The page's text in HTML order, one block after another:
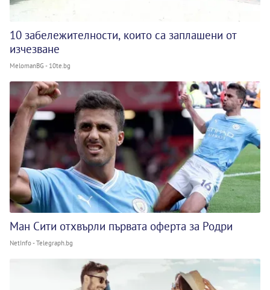
10 забележителности, които са заплашени от
изчезване
MelomanBG - 10te.bg
Ман Сити отхвърли първата оферта за Родри
NetInfo - Telegraph.bg